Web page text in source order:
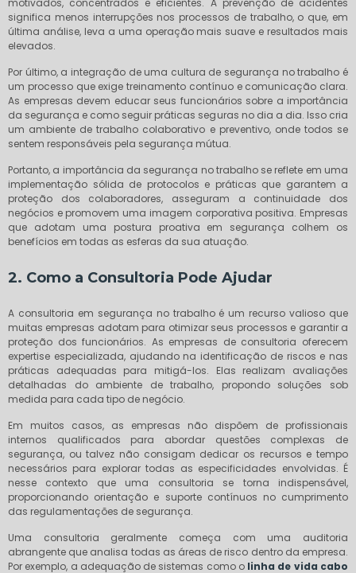
significa menos interrupções nos processos de trabalho, o que, em
última análise, leva a uma operação mais suave e resultados mais
elevados.
Por último, a integração de uma cultura de segurança no trabalho é
um processo que exige treinamento contínuo e comunicação clara.
As empresas devem educar seus funcionários sobre a importância
da segurança e como seguir práticas seguras no dia a dia. Isso cria
um ambiente de trabalho colaborativo e preventivo, onde todos se
sentem responsáveis pela segurança mútua.
Portanto, a importância da segurança no trabalho se reflete em uma
implementação sólida de protocolos e práticas que garantem a
proteção dos colaboradores, asseguram a continuidade dos
negócios e promovem uma imagem corporativa positiva. Empresas
que adotam uma postura proativa em segurança colhem os
benefícios em todas as esferas da sua atuação.
2. Como a Consultoria Pode Ajudar
A consultoria em segurança no trabalho é um recurso valioso que
muitas empresas adotam para otimizar seus processos e garantir a
proteção dos funcionários. As empresas de consultoria oferecem
expertise especializada, ajudando na identificação de riscos e nas
práticas adequadas para mitigá-los. Elas realizam avaliações
detalhadas do ambiente de trabalho, propondo soluções sob
medida para cada tipo de negócio.
Em muitos casos, as empresas não dispõem de profissionais
internos qualificados para abordar questões complexas de
segurança, ou talvez não consigam dedicar os recursos e tempo
necessários para explorar todas as especificidades envolvidas. É
nesse contexto que uma consultoria se torna indispensável,
proporcionando orientação e suporte contínuos no cumprimento
das regulamentações de segurança.
Uma consultoria geralmente começa com uma auditoria
abrangente que analisa todas as áreas de risco dentro da empresa.
Por exemplo, a adequação de sistemas como o linha de vida cabo